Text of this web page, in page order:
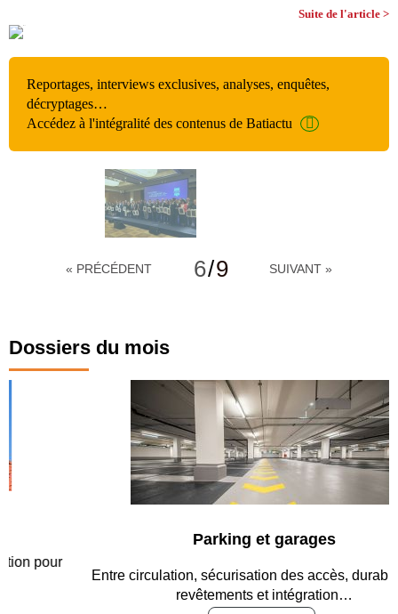
Suite de l'article >
Reportages, interviews exclusives, analyses, enquêtes,
décryptages…
Accédez à l'intégralité des contenus de Batiactu
« PRÉCÉDENT 6/9 SUIVANT »
Dossiers du mois
Parking et garages
Entre circulation, sécurisation des accès, durabilité des
revêtements et intégration…